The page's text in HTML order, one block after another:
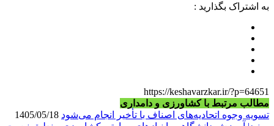
به اشتراک بگذارید :
https://keshavarzkar.ir/?p=64651
مطالب مرتبط با کشاورزی و دامداری
تسویه وجوه اتحادیه‌های اصناف با تأخیر انجام می‌شود